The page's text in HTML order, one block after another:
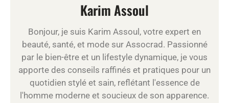
Karim Assoul
Bonjour, je suis Karim Assoul, votre expert en
beauté, santé, et mode sur Assocrad. Passionné
par le bien-être et un lifestyle dynamique, je vous
apporte des conseils raffinés et pratiques pour un
quotidien stylé et sain, reflétant l'essence de
l'homme moderne et soucieux de son apparence.